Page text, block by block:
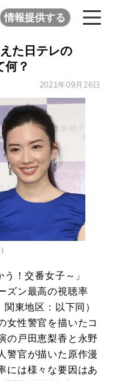
情報提供する
た日テレの
何？
2021年09月26日
）
！交番女子～」
ズン最高の視聴率
東地区：以下同）
女性警官を描いたコ
の戸田恵梨香と永野
警官が描いた原作漫
には様々な要因はあ